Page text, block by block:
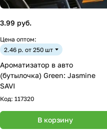
3.99 руб.
Цена оптом:
2.46 р. от 250 шт
Ароматизатор в авто
(бутылочка) Green: Jasmine
SAVI
Код: 117320
В корзину